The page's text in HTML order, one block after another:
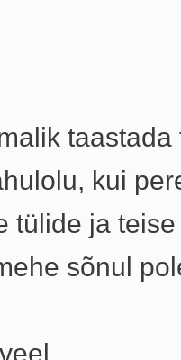
taastada
kui
tülide ja
sõnul
...